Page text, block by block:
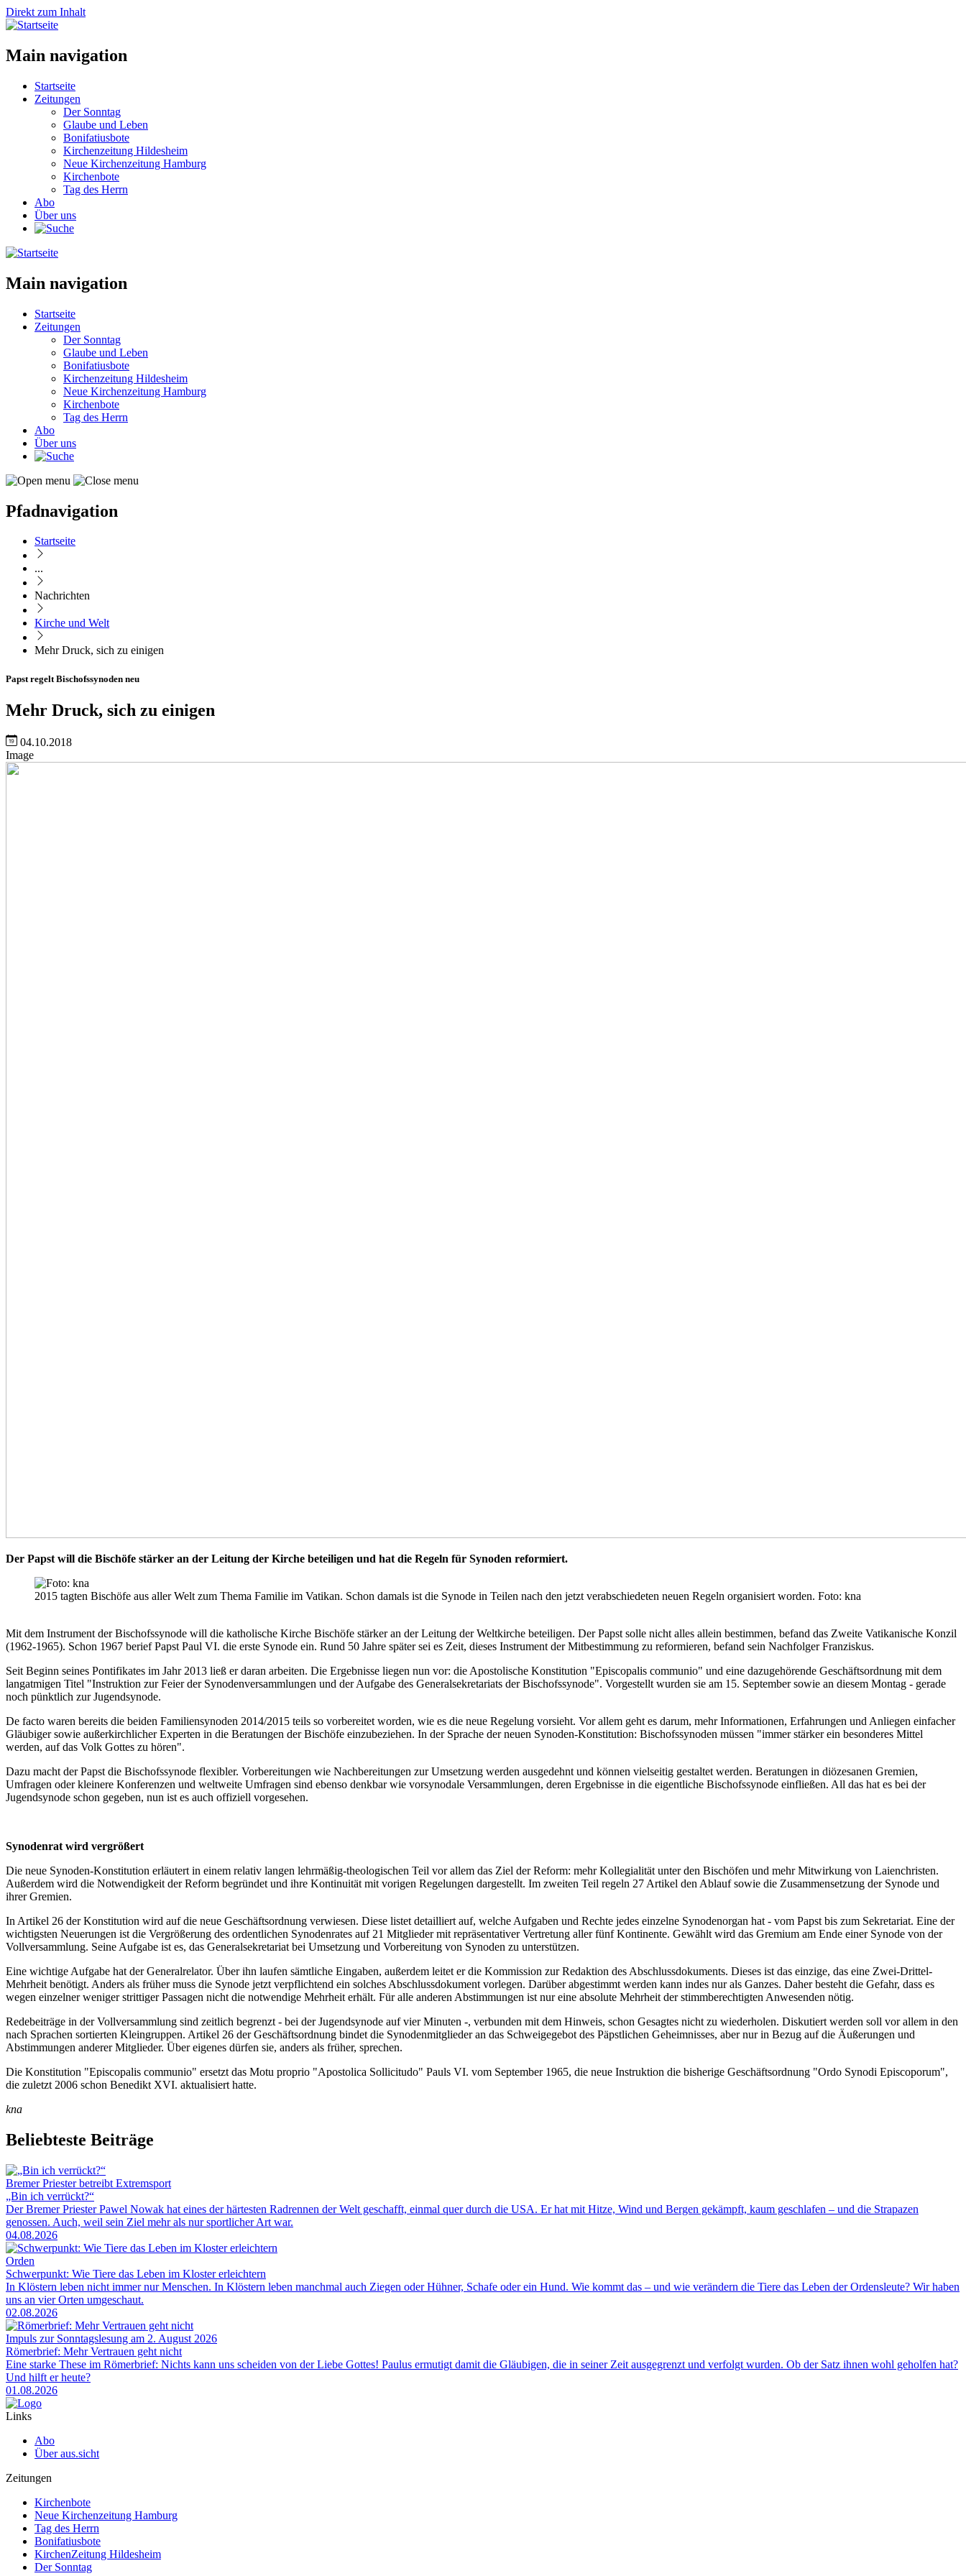
Direkt zum Inhalt
Main navigation
Startseite
Zeitungen
Der Sonntag
Glaube und Leben
Bonifatiusbote
Kirchenzeitung Hildesheim
Neue Kirchenzeitung Hamburg
Kirchenbote
Tag des Herrn
Abo
Über uns
Main navigation
Startseite
Zeitungen
Der Sonntag
Glaube und Leben
Bonifatiusbote
Kirchenzeitung Hildesheim
Neue Kirchenzeitung Hamburg
Kirchenbote
Tag des Herrn
Abo
Über uns
Pfadnavigation
Startseite
...
Nachrichten
Kirche und Welt
Mehr Druck, sich zu einigen
Papst regelt Bischofssynoden neu
Mehr Druck, sich zu einigen
04.10.2018
Image
Der Papst will die Bischöfe stärker an der Leitung der Kirche beteiligen und hat die Regeln für Synoden reformiert.
2015 tagten Bischöfe aus aller Welt zum Thema Familie im Vatikan. Schon damals ist die Synode in Teilen nach den jetzt verabschiedeten neuen Regeln organisiert worden. Foto: kna
Mit dem Instrument der Bischofssynode will die katholische Kirche Bischöfe stärker an der Leitung der Weltkirche beteiligen. Der Papst solle nicht alles allein bestimmen, befand das Zweite Vatikanische Konzil
(1962-1965). Schon 1967 berief Papst Paul VI. die erste Synode ein. Rund 50 Jahre später sei es Zeit, dieses Instrument der Mitbestimmung zu reformieren, befand sein Nachfolger Franziskus.
Seit Beginn seines Pontifikates im Jahr 2013 ließ er daran arbeiten. Die Ergebnisse liegen nun vor: die Apostolische Konstitution "Episcopalis communio" und eine dazugehörende Geschäftsordnung mit dem
langatmigen Titel "Instruktion zur Feier der Synodenversammlungen und der Aufgabe des Generalsekretariats der Bischofssynode". Vorgestellt wurden sie am 15. September sowie an diesem Montag - gerade
noch pünktlich zur Jugendsynode.
De facto waren bereits die beiden Familiensynoden 2014/2015 teils so vorbereitet worden, wie es die neue Regelung vorsieht. Vor allem geht es darum, mehr Informationen, Erfahrungen und Anliegen einfacher
Gläubiger sowie außerkirchlicher Experten in die Beratungen der Bischöfe einzubeziehen. In der Sprache der neuen Synoden-Konstitution: Bischofssynoden müssen "immer stärker ein besonderes Mittel
werden, auf das Volk Gottes zu hören".
Dazu macht der Papst die Bischofssynode flexibler. Vorbereitungen wie Nachbereitungen zur Umsetzung werden ausgedehnt und können vielseitig gestaltet werden. Beratungen in diözesanen Gremien,
Umfragen oder kleinere Konferenzen und weltweite Umfragen sind ebenso denkbar wie vorsynodale Versammlungen, deren Ergebnisse in die eigentliche Bischofssynode einfließen. All das hat es bei der
Jugendsynode schon gegeben, nun ist es auch offiziell vorgesehen.
Synodenrat wird vergrößert
Die neue Synoden-Konstitution erläutert in einem relativ langen lehrmäßig-theologischen Teil vor allem das Ziel der Reform: mehr Kollegialität unter den Bischöfen und mehr Mitwirkung von Laienchristen.
Außerdem wird die Notwendigkeit der Reform begründet und ihre Kontinuität mit vorigen Regelungen dargestellt. Im zweiten Teil regeln 27 Artikel den Ablauf sowie die Zusammensetzung der Synode und
ihrer Gremien.
In Artikel 26 der Konstitution wird auf die neue Geschäftsordnung verwiesen. Diese listet detailliert auf, welche Aufgaben und Rechte jedes einzelne Synodenorgan hat - vom Papst bis zum Sekretariat. Eine der
wichtigsten Neuerungen ist die Vergrößerung des ordentlichen Synodenrates auf 21 Mitglieder mit repräsentativer Vertretung aller fünf Kontinente. Gewählt wird das Gremium am Ende einer Synode von der
Vollversammlung. Seine Aufgabe ist es, das Generalsekretariat bei Umsetzung und Vorbereitung von Synoden zu unterstützen.
Eine wichtige Aufgabe hat der Generalrelator. Über ihn laufen sämtliche Eingaben, außerdem leitet er die Kommission zur Redaktion des Abschlussdokuments. Dieses ist das einzige, das eine Zwei-Drittel-
Mehrheit benötigt. Anders als früher muss die Synode jetzt verpflichtend ein solches Abschlussdokument vorlegen. Darüber abgestimmt werden kann indes nur als Ganzes. Daher besteht die Gefahr, dass es
wegen einzelner weniger strittiger Passagen nicht die notwendige Mehrheit erhält. Für alle anderen Abstimmungen ist nur eine absolute Mehrheit der stimmberechtigten Anwesenden nötig.
Redebeiträge in der Vollversammlung sind zeitlich begrenzt - bei der Jugendsynode auf vier Minuten -, verbunden mit dem Hinweis, schon Gesagtes nicht zu wiederholen. Diskutiert werden soll vor allem in den
nach Sprachen sortierten Kleingruppen. Artikel 26 der Geschäftsordnung bindet die Synodenmitglieder an das Schweigegebot des Päpstlichen Geheimnisses, aber nur in Bezug auf die Äußerungen und
Abstimmungen anderer Mitglieder. Über eigenes dürfen sie, anders als früher, sprechen.
Die Konstitution "Episcopalis communio" ersetzt das Motu proprio "Apostolica Sollicitudo" Pauls VI. vom September 1965, die neue Instruktion die bisherige Geschäftsordnung "Ordo Synodi Episcoporum",
die zuletzt 2006 schon Benedikt XVI. aktualisiert hatte.
kna
Beliebteste Beiträge
Bremer Priester betreibt Extremsport
„Bin ich verrückt?“
Der Bremer Priester Pawel Nowak hat eines der härtesten Radrennen der Welt geschafft, einmal quer durch die USA. Er hat mit Hitze, Wind und Bergen gekämpft, kaum geschlafen – und die Strapazen
genossen. Auch, weil sein Ziel mehr als nur sportlicher Art war.
04.08.2026
Orden
Schwerpunkt: Wie Tiere das Leben im Kloster erleichtern
In Klöstern leben nicht immer nur Menschen. In Klöstern leben manchmal auch Ziegen oder Hühner, Schafe oder ein Hund. Wie kommt das – und wie verändern die Tiere das Leben der Ordensleute? Wir haben
uns an vier Orten umgeschaut.
02.08.2026
Impuls zur Sonntagslesung am 2. August 2026
Römerbrief: Mehr Vertrauen geht nicht
Eine starke These im Römerbrief: Nichts kann uns scheiden von der Liebe Gottes! Paulus ermutigt damit die Gläubigen, die in seiner Zeit ausgegrenzt und verfolgt wurden. Ob der Satz ihnen wohl geholfen hat?
Und hilft er heute?
01.08.2026
Links
Abo
Über aus.sicht
Zeitungen
Kirchenbote
Neue Kirchenzeitung Hamburg
Tag des Herrn
Bonifatiusbote
KirchenZeitung Hildesheim
Der Sonntag